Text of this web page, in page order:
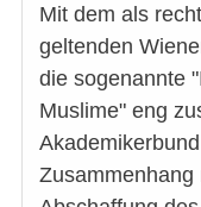
Mit dem als
geltenden
die sogenannte
Muslime" eng